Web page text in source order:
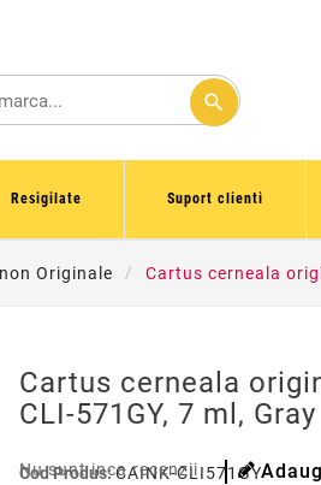
search
Resigilate Suport clienti
Originale Cartus cerneala
Cartus cerneala
CLI-571GY, 7 ml, Gray
Cod Produs:CAINK-CLI571GY
Nu sunt inca recenzii